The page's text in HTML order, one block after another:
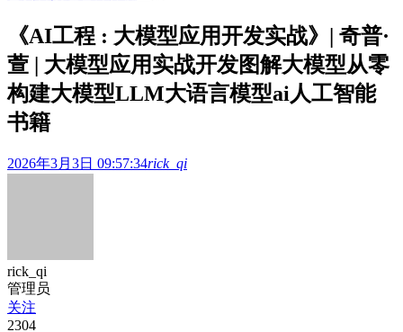
《AI工程 : 大模型应用开发实战》| 奇普·
萱 | 大模型应用实战开发图解大模型从零
构建大模型LLM大语言模型ai人工智能
书籍
2026年3月3日 09:57:34rick_qi
rick_qi
管理员
关注
2304